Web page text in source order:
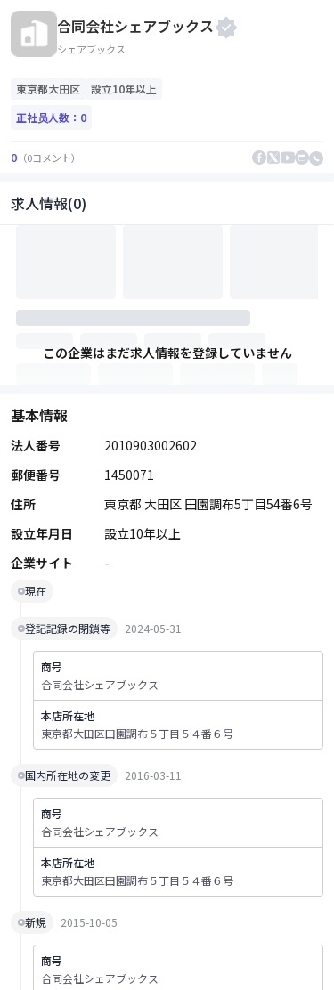
合同会社シェアブックス
シェアブックス
東京都大田区
設立10年以上
正社员人数： 0
0 （0コメント）
求人情報(0)
この企業はまだ求人情報を登録していません
基本情報
法人番号
2010903002602
郵便番号
1450071
住所
東京都 大田区 田園調布5丁目54番6号
設立年月日
設立10年以上
企業サイト
-
現在
登記記録の閉鎖等 2024-05-31
商号
合同会社シェアブックス
本店所在地
東京都大田区田園調布５丁目５４番６号
国内所在地の変更 2016-03-11
商号
合同会社シェアブックス
本店所在地
東京都大田区田園調布５丁目５４番６号
新規 2015-10-05
商号
合同会社シェアブックス